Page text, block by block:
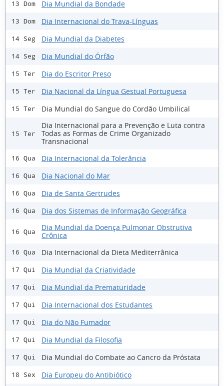
13 Dom Dia Mundial da Bondade
13 Dom Dia Internacional do Trava-Línguas
14 Seg Dia Mundial da Diabetes
14 Seg Dia Mundial do Órfão
15 Ter Dia do Escritor Preso
15 Ter Dia Nacional da Língua Gestual Portuguesa
15 Ter Dia Mundial do Sangue do Cordão Umbilical
15 Ter
Dia Internacional para a Prevenção e Luta contra
Todas as Formas de Crime Organizado
Transnacional
16 Qua Dia Internacional da Tolerância
16 Qua Dia Nacional do Mar
16 Qua Dia de Santa Gertrudes
16 Qua Dia dos Sistemas de Informação Geográfica
16 Qua
Dia Mundial da Doença Pulmonar Obstrutiva
Crônica
16 Qua Dia Internacional da Dieta Mediterrânica
17 Qui Dia Mundial da Criatividade
17 Qui Dia Mundial da Prematuridade
17 Qui Dia Internacional dos Estudantes
17 Qui Dia do Não Fumador
17 Qui Dia Mundial da Filosofia
17 Qui Dia Mundial do Combate ao Cancro da Próstata
18 Sex Dia Europeu do Antibiótico